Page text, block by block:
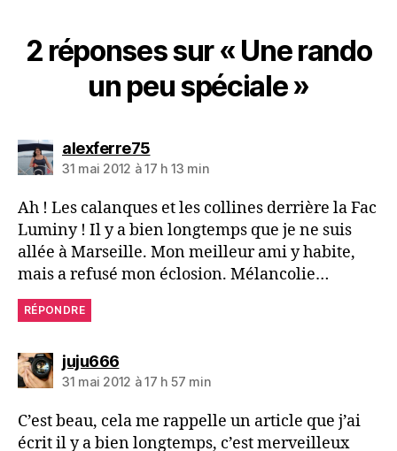
2 réponses sur « Une rando
un peu spéciale »
alexferre75dit :
31 mai 2012 à 17 h 13 min
Ah ! Les calanques et les collines derrière la Fac
Luminy ! Il y a bien longtemps que je ne suis
allée à Marseille. Mon meilleur ami y habite,
mais a refusé mon éclosion. Mélancolie…
RÉPONDRE
juju666dit :
31 mai 2012 à 17 h 57 min
C’est beau, cela me rappelle un article que j’ai
écrit il y a bien longtemps, c’est merveilleux